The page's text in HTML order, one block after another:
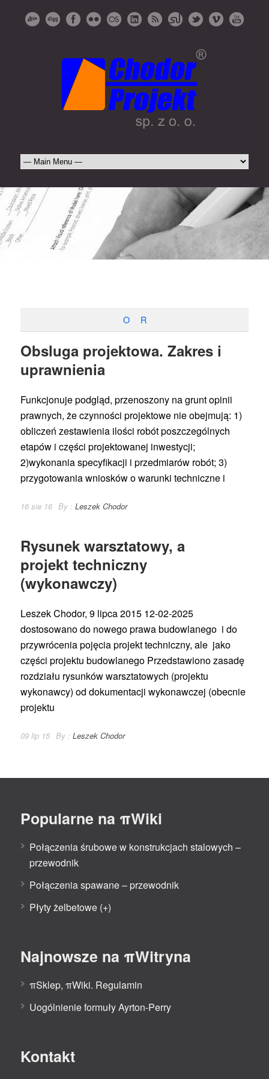
O R
Obsluga projektowa. Zakres i
uprawnienia
Funkcjonuje podgląd, przenoszony na grunt opinii
prawnych, że czynności projektowe nie obejmują: 1)
obliczeń zestawienia ilości robót poszczególnych
etapów i części projektowanej inwestycji;
2)wykonania specyfikacji i przedmiarów robót; 3)
przygotowania wniosków o warunki techniczne i
16 sie 16 By : Leszek Chodor
Rysunek warsztatowy, a
projekt techniczny
(wykonawczy)
Leszek Chodor, 9 lipca 2015 12-02-2025
dostosowano do nowego prawa budowlanego i do
przywrócenia pojęcia projekt techniczny, ale jako
części projektu budowlanego Przedstawiono zasadę
rozdziału rysunków warsztatowych (projektu
wykonawcy) od dokumentacji wykonawczej (obecnie
projektu
09 lip 15 By : Leszek Chodor
Popularne na πWiki
Połączenia śrubowe w konstrukcjach stalowych –
przewodnik
Połączenia spawane – przewodnik
Płyty żelbetowe (+)
Najnowsze na πWitryna
πSklep, πWiki. Regulamin
Uogólnienie formuły Ayrton-Perry
Kontakt